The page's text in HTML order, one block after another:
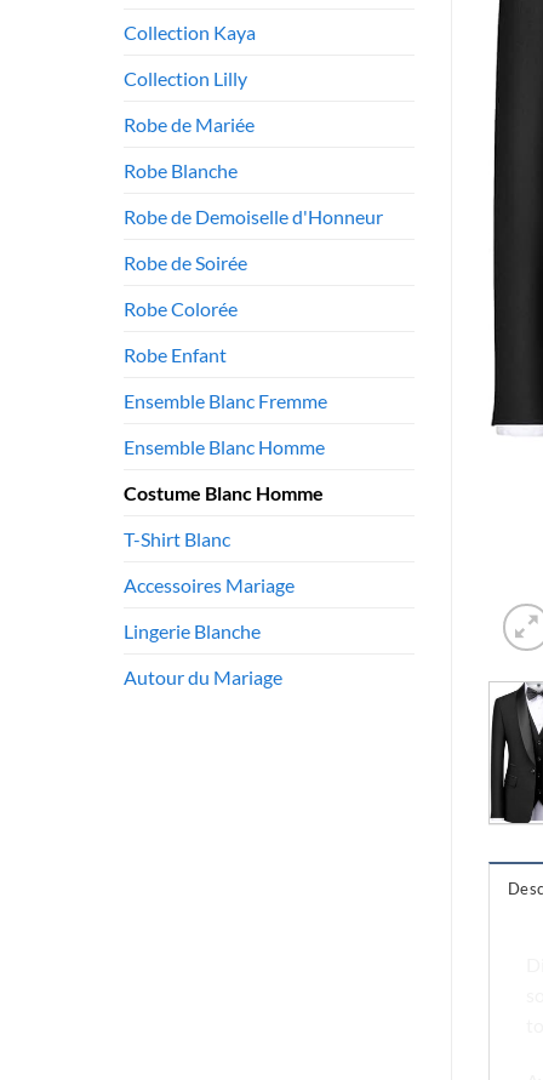
Collection Kaya
Collection Lilly
Robe de Mariée
Robe Blanche
Robe de Demoiselle d'Honneur
Robe de Soirée
Robe Colorée
Robe Enfant
Ensemble Blanc Fremme
Ensemble Blanc Homme
Costume Blanc Homme
T-Shirt Blanc
Accessoires Mariage
Lingerie Blanche
Autour du Mariage